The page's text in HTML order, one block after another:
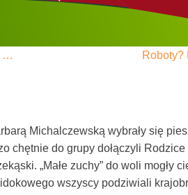
… Roboty?
Michalczewską wybrały się
chętnie do grupy dołączyli
„Małe zuchy” do woli mogły
wszyscy podziwiali